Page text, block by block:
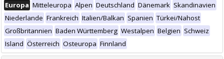
Europa Mitteleuropa Alpen Deutschland Dänemark Skandinavien
Niederlande Frankreich Italien/Balkan Spanien Türkei/Nahost
Großbritannien Baden Württemberg Westalpen Belgien Schweiz
Island Österreich Osteuropa Finnland